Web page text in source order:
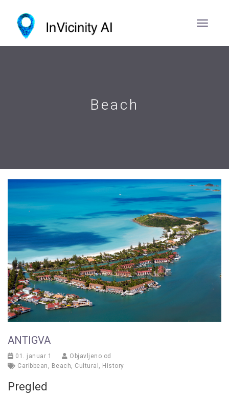
Beach
ANTIGVA
01. januar 1
Objavljeno od
Caribbean , Beach, Cultural , History
Pregled